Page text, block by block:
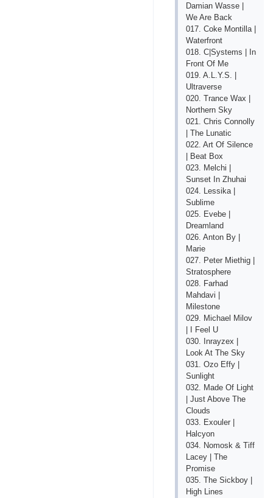
Damian Wasse |
We Are Back
017. Coke Montilla |
Waterfront
018. C|Systems | In
Front Of Me
019. A.L.Y.S. |
Ultraverse
020. Trance Wax |
Northern Sky
021. Chris Connolly
| The Lunatic
022. Art Of Silence
| Beat Box
023. Melchi |
Sunset In Zhuhai
024. Lessika |
Sublime
025. Evebe |
Dreamland
026. Anton By |
Marie
027. Peter Miethig |
Stratosphere
028. Farhad
Mahdavi |
Milestone
029. Michael Milov
| I Feel U
030. Inrayzex |
Look At The Sky
031. Ozo Effy |
Sunlight
032. Made Of Light
| Just Above The
Clouds
033. Exouler |
Halcyon
034. Nomosk & Tiff
Lacey | The
Promise
035. The Sickboy |
High Lines